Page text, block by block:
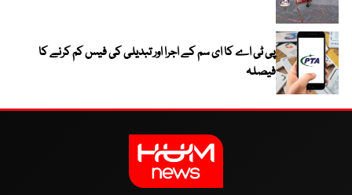
پی ٹی اے کا ای سم کے اجرا اور تبدیلی کی فیس کم کرنے کا
فیصلہ